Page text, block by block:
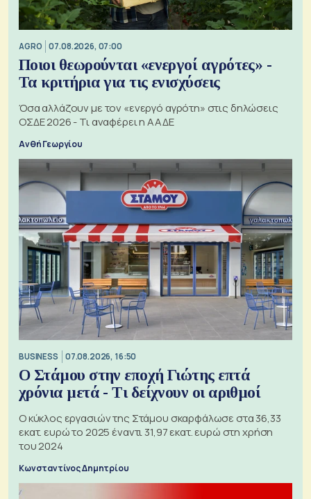
AGRO 07.08.2026, 07:00
Ποιοι θεωρούνται «ενεργοί αγρότες» -
Τα κριτήρια για τις ενισχύσεις
Όσα αλλάζουν με τον «ενεργό αγρότη» στις δηλώσεις
ΟΣΔΕ 2026 - Τι αναφέρει η ΑΑΔΕ
Ανθή Γεωργίου
BUSINESS 07.08.2026, 16:50
Ο Στάμου στην εποχή Γιώτης επτά
χρόνια μετά - Τι δείχνουν οι αριθμοί
Ο κύκλος εργασιών της Στάμου σκαρφάλωσε στα 36,33
εκατ. ευρώ το 2025 έναντι 31,97 εκατ. ευρώ στη χρήση
του 2024
Κωνσταντίνος Δημητρίου